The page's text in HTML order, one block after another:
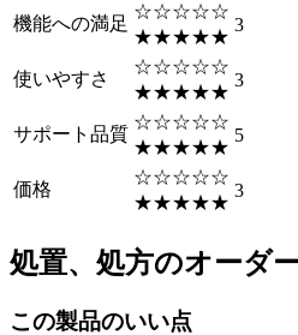
機能への満足
☆☆☆☆☆
★★★★★
3
使いやすさ
☆☆☆☆☆
★★★★★
3
サポート品質
☆☆☆☆☆
★★★★★
5
価格
☆☆☆☆☆
★★★★★
3
処置、処方のオーダ
この製品のいい点